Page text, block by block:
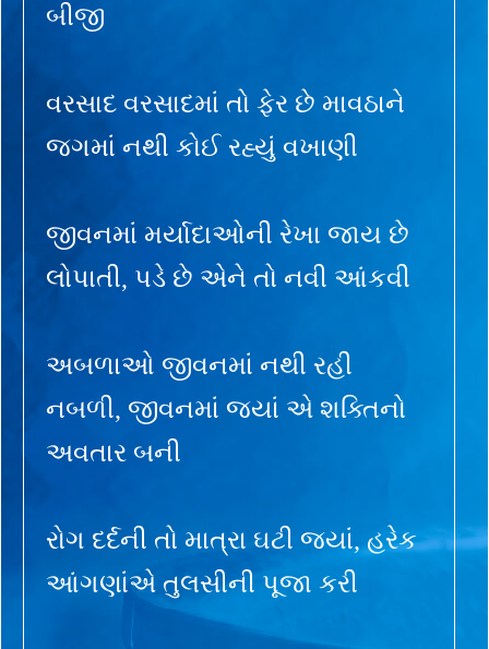
બીજી
વરસાદ વરસાદમાં તો ફેર છે માવઠાને
જગમાં નથી કોઈ રહ્યું વખાણી
જીવનમાં મર્યાદાઓની રેખા જાય છે
લોપાતી, પડે છે એને તો નવી આંકવી
અબળાઓ જીવનમાં નથી રહી
નબળી, જીવનમાં જ્યાં એ શક્તિનો
અવતાર બની
રોગ દર્દની તો માત્રા ઘટી જ્યાં, હરેક
આંગણાંએ તુલસીની પૂજા કરી